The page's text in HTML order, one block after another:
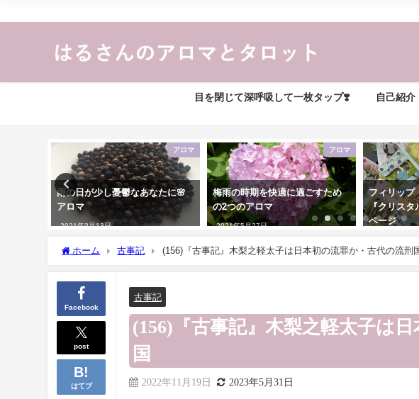
目を閉じて深呼吸して一枚タップ❣️ 自己紹介
アロマ
雨の日が少し憂鬱なあなたに🌸
アロマ
2021年3月13日
アロマ
梅雨の時期を快適に過ごすため
の2つのアロマ
2021年5月27日
フィリップ
『クリスタ
ページ
ホーム 古事記 (156)『古事記』木梨之軽太子は日本初の流罪か・古代の流刑
Facebook
post
はてブ
古事記
(156)『古事記』木梨之軽太子は
国
2022年11月19日 2023年5月31日